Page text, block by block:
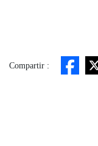
Compartir :